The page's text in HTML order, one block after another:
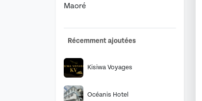
Maoré
Récemment ajoutées
Kisiwa Voyages
Océanis Hotel